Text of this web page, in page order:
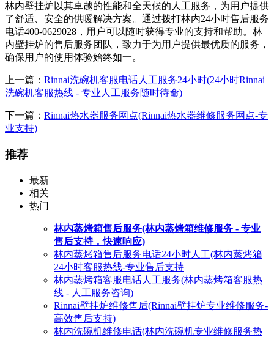
林内壁挂炉以其卓越的性能和全天候的人工服务，为用户提供
了舒适、安全的供暖解决方案。通过拨打林内24小时售后服务
电话400-0629028，用户可以随时获得专业的支持和帮助。林
内壁挂炉的售后服务团队，致力于为用户提供最优质的服务，
确保用户的使用体验始终如一。
上一篇： Rinnai洗碗机客服电话人工服务24小时(24小时Rinnai
洗碗机客服热线 - 专业人工服务随时待命)
下一篇： Rinnai热水器服务网点(Rinnai热水器维修服务网点-专
业支持)
推荐
最新
相关
热门
林内蒸烤箱售后服务(林内蒸烤箱维修服务 - 专业
售后支持，快速响应)
林内蒸烤箱售后服务电话24小时人工(林内蒸烤箱
24小时客服热线-专业售后支持
林内蒸烤箱客服电话人工服务(林内蒸烤箱客服热
线 - 人工服务咨询)
Rinnai壁挂炉维修售后(Rinnai壁挂炉专业维修服务-
高效售后支持)
林内洗碗机维修电话(林内洗碗机专业维修服务热